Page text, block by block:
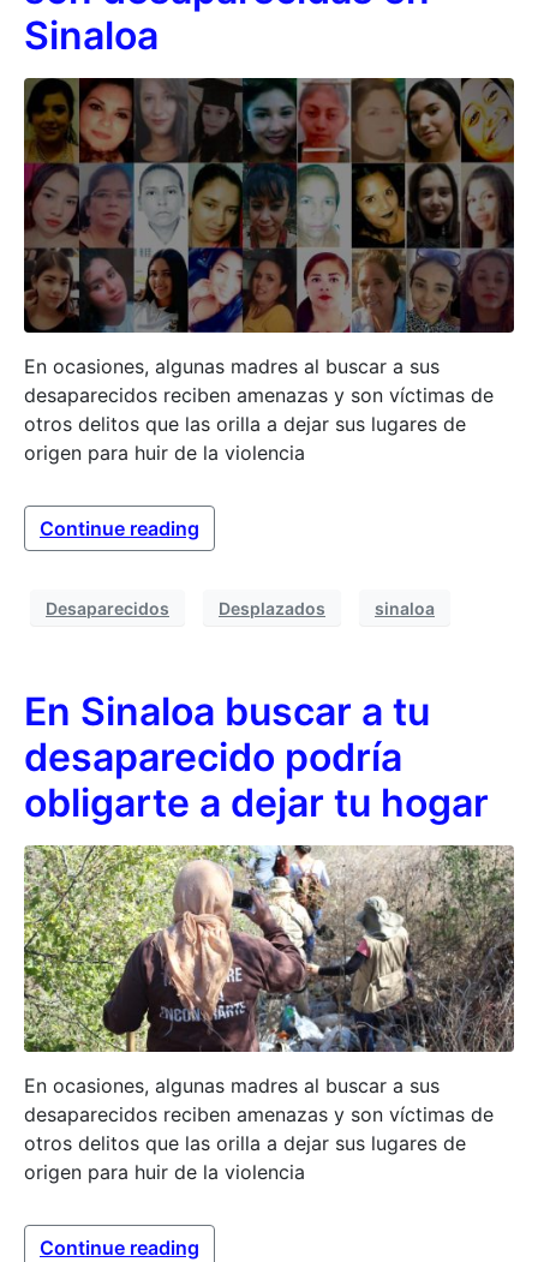
Sinaloa
En ocasiones, algunas madres al buscar a sus
desaparecidos reciben amenazas y son víctimas de
otros delitos que las orilla a dejar sus lugares de
origen para huir de la violencia
Continue reading
Desaparecidos Desplazados sinaloa
En Sinaloa buscar a tu
desaparecido podría
obligarte a dejar tu hogar
En ocasiones, algunas madres al buscar a sus
desaparecidos reciben amenazas y son víctimas de
otros delitos que las orilla a dejar sus lugares de
origen para huir de la violencia
Continue reading